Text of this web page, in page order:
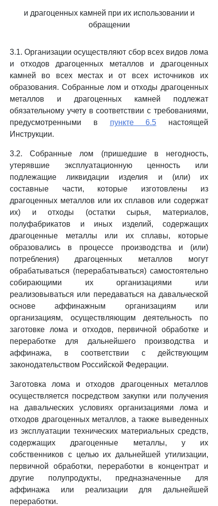
и драгоценных камней при их использовании и
обращении
3.1. Организации осуществляют сбор всех видов лома
и отходов драгоценных металлов и драгоценных
камней во всех местах и от всех источников их
образования. Собранные лом и отходы драгоценных
металлов и драгоценных камней подлежат
обязательному учету в соответствии с требованиями,
предусмотренными в пункте 6.5 настоящей
Инструкции.
3.2. Собранные лом (пришедшие в негодность,
утерявшие эксплуатационную ценность или
подлежащие ликвидации изделия и (или) их
составные части, которые изготовлены из
драгоценных металлов или их сплавов или содержат
их) и отходы (остатки сырья, материалов,
полуфабрикатов и иных изделий, содержащих
драгоценные металлы или их сплавы, которые
образовались в процессе производства и (или)
потребления) драгоценных металлов могут
обрабатываться (перерабатываться) самостоятельно
собирающими их организациями или
реализовываться или передаваться на давальческой
основе аффинажным организациям или
организациям, осуществляющим деятельность по
заготовке лома и отходов, первичной обработке и
переработке для дальнейшего производства и
аффинажа, в соответствии с действующим
законодательством Российской Федерации.
Заготовка лома и отходов драгоценных металлов
осуществляется посредством закупки или получения
на давальческих условиях организациями лома и
отходов драгоценных металлов, а также выведенных
из эксплуатации технических материальных средств,
содержащих драгоценные металлы, у их
собственников с целью их дальнейшей утилизации,
первичной обработки, переработки в концентрат и
другие полупродукты, предназначенные для
аффинажа или реализации для дальнейшей
переработки.